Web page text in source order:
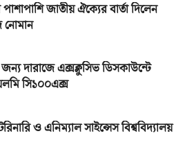
জাতীয় ঐক্যের বার্তা দিলেন
নোমান
জন্য দারাজে এক্সক্লুসিভ ডিসকাউন্টে
সি১০০এক্স
ও এনিম্যাল সাইন্সেস বিশ্ববিদ্যালয়